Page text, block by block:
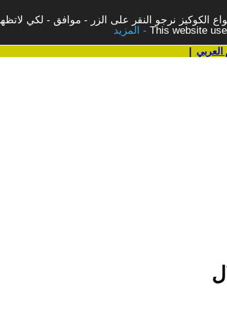
الكوكيز نرجو النقر على الزر - موافق - لكي
This website